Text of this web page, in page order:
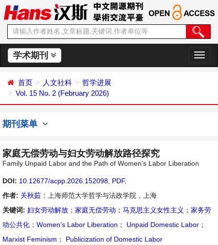
学术期刊
切
换
首页 人文社科
哲学进展
Vol. 15 No. 2 (February 2026)
期刊菜单
家庭无偿劳动与妇女劳动解放路径探究
Family Unpaid Labor and the Path of Women’s Labor Liberation
DOI: 10.12677/acpp.2026.152098 PDF,
作者: 关秋茹 ：上海师范大学哲学与法政学院，上海
关键词: 妇女劳动解放 ； 家庭无偿劳动 ； 马克思主义女性主义 ； 家务劳
动公共化 ； Women’s Labor Liberation ； Unpaid Domestic Labor ；
Marxist Feminism ； Publicization of Domestic Labor